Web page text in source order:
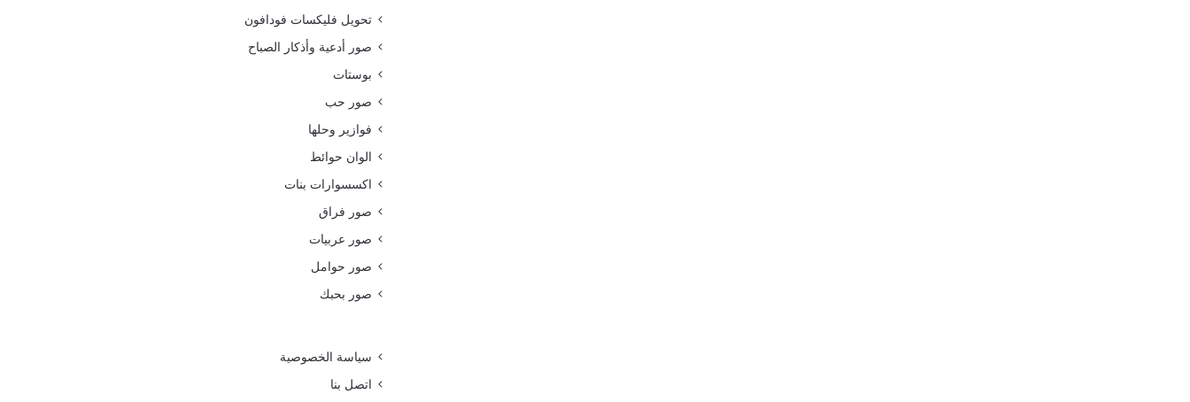
تحويل فليكسات فودافون
صور أدعية وأذكار الصباح
بوستات
صور حب
فوازير وحلها
الوان حوائط
اكسسوارات بنات
صور فراق
صور عربيات
صور حوامل
صور بحبك
سياسة الخصوصية
اتصل بنا